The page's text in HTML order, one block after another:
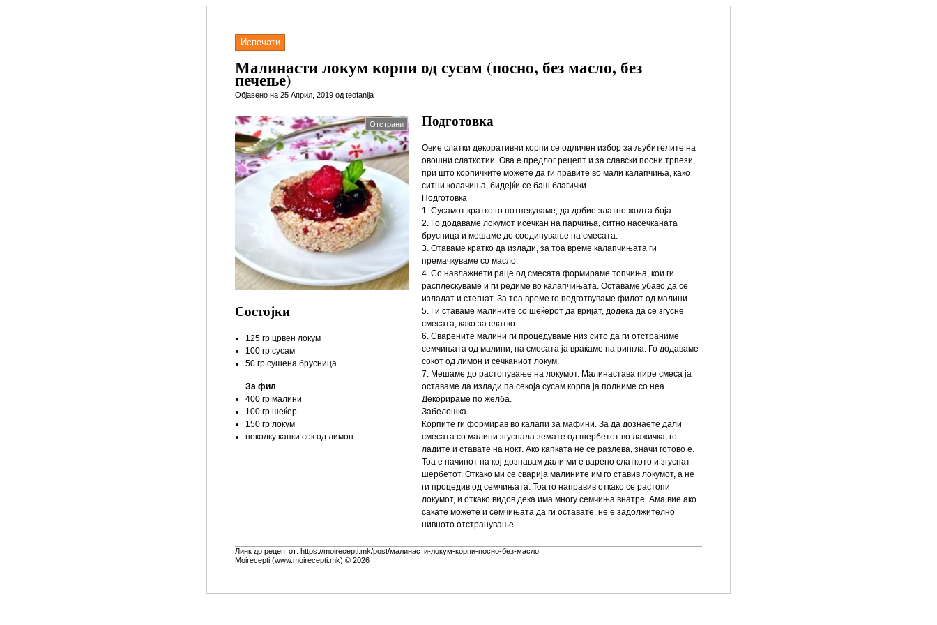
Испечати
Малинасти локум корпи од сусам (посно, без масло, без
печење)
Објавено на 25 Април, 2019 од teofanija
Отстрани
Состојки
125 гр црвен локум
100 гр сусам
50 гр сушена брусница
За фил
400 гр малини
100 гр шеќер
150 гр локум
неколку капки сок од лимон
Подготовка
Овие слатки декоративни корпи се одличен избор за љубителите на
овошни слаткотии. Ова е предлог рецепт и за славски посни трпези,
при што корпичките можете да ги правите во мали калапчиња, како
ситни колачиња, бидејќи се баш благички.
Подготовка
1. Сусамот кратко го потпекуваме, да добие златно жолта боја.
2. Го додаваме локумот исечкан на парчиња, ситно насечканата
брусница и мешаме до соединување на смесата.
3. Отаваме кратко да излади, за тоа време калапчињата ги
премачкуваме со масло.
4. Со навлажнети раце од смесата формираме топчиња, кои ги
расплескуваме и ги редиме во калапчињата. Оставаме убаво да се
изладат и стегнат. За тоа време го подготвуваме филот од малини.
5. Ги ставаме малините со шеќерот да вријат, додека да се згусне
смесата, како за слатко.
6. Сварените малини ги процедуваме низ сито да ги отстраниме
семчињата од малини, па смесата ја враќаме на рингла. Го додаваме
сокот од лимон и сечканиот локум.
7. Мешаме до растопување на локумот. Малинастава пире смеса ја
оставаме да излади па секоја сусам корпа ја полниме со неа.
Декорираме по желба.
Забелешка
Корпите ги формирав во калапи за мафини. За да дознаете дали
смесата со малини згуснала земате од шербетот во лажичка, го
ладите и ставате на нокт. Ако капката не се разлева, значи готово е.
Тоа е начинот на кој дознавам дали ми е варено слаткото и згуснат
шербетот. Откако ми се сварија малините им го ставив локумот, а не
ги процедив од семчињата. Тоа го направив откако се растопи
локумот, и откако видов дека има многу семчиња внатре. Ама вие ако
сакате можете и семчињата да ги оставате, не е задолжително
нивното отстранување.
Линк до рецептот: https://moirecepti.mk/post/малинасти-локум-корпи-посно-без-масло
Moirecepti (www.moirecepti.mk) © 2026